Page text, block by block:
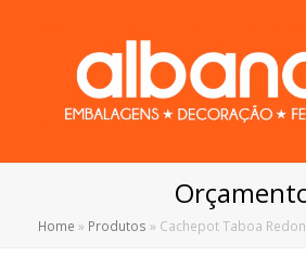
Home » Produtos » Cachepot Taboa